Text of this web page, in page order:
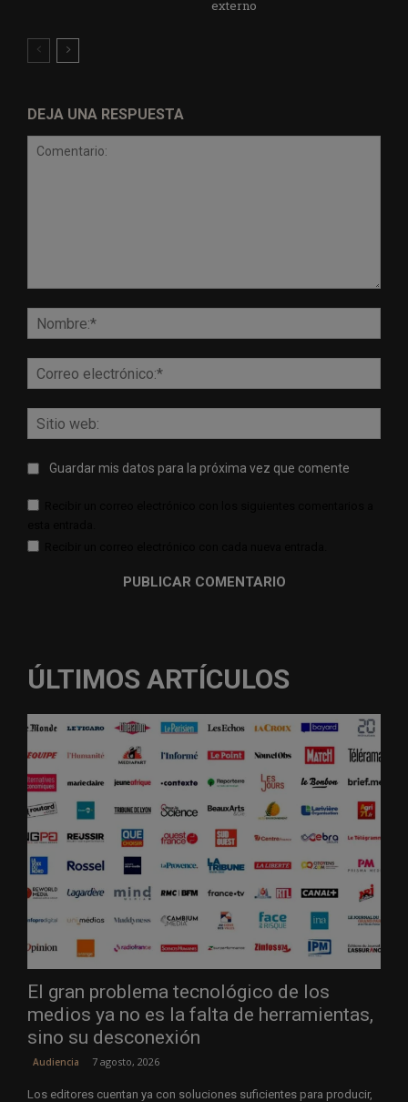
externo
DEJA UNA RESPUESTA
web:
Guardar mis datos para la próxima vez que comente
ÚLTIMOS ARTÍCULOS
El gran problema tecnológico de los
medios ya no es la falta de herramientas,
sino su desconexión
Audiencia 7 agosto, 2026
Los editores cuentan ya con soluciones suficientes para producir,